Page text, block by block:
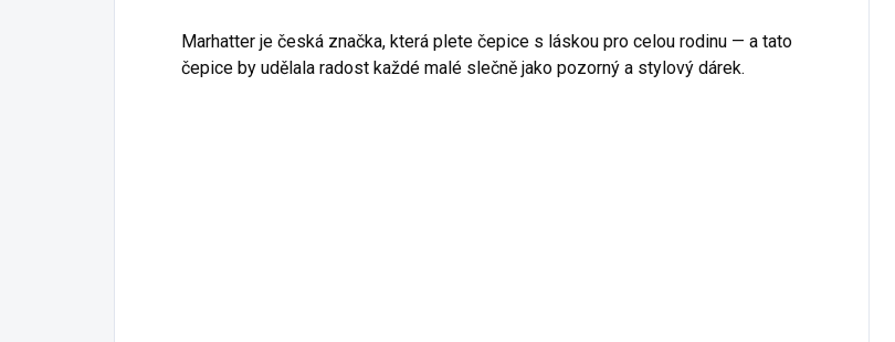
Marhatter je česká značka, která plete čepice s láskou pro celou rodinu — a tato
čepice by udělala radost každé malé slečně jako pozorný a stylový dárek.